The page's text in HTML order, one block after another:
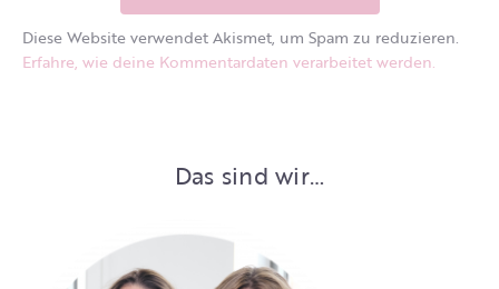
Diese Website verwendet Akismet, um Spam zu reduzieren.
Erfahre, wie deine Kommentardaten verarbeitet werden.
Das sind wir…